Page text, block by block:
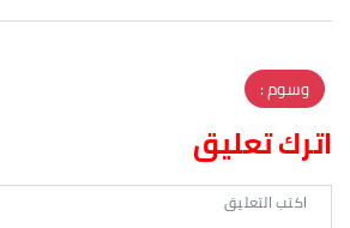
وسوم :
اترك تعليق